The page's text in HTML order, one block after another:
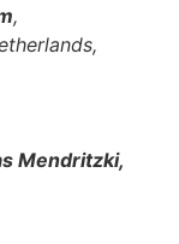
,
Mendritzki,